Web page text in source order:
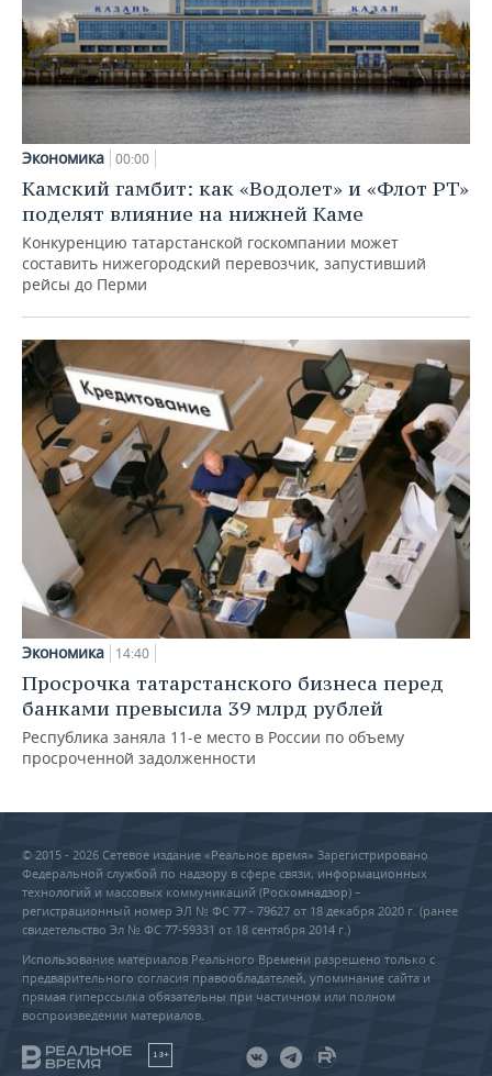
Экономика 00:00
Камский гамбит: как «Водолет» и «Флот РТ»
поделят влияние на нижней Каме
Конкуренцию татарстанской госкомпании может
составить нижегородский перевозчик, запустивший
рейсы до Перми
Экономика 14:40
Просрочка татарстанского бизнеса перед
банками превысила 39 млрд рублей
Республика заняла 11-е место в России по объему
просроченной задолженности
© 2015 - 2026 Сетевое издание «Реальное время» Зарегистрировано
Федеральной службой по надзору в сфере связи, информационных
технологий и массовых коммуникаций (Роскомнадзор) –
регистрационный номер ЭЛ № ФС 77 - 79627 от 18 декабря 2020 г. (ранее
свидетельство Эл № ФС 77-59331 от 18 сентября 2014 г.)
Использование материалов Реального Времени разрешено только с
предварительного согласия правообладателей, упоминание сайта и
прямая гиперссылка обязательны при частичном или полном
воспроизведении материалов.
18+